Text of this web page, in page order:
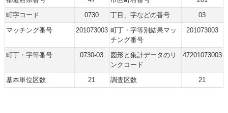
町字コード
0730 丁目、字などの番号
03
マッチング番号
201073003 町丁・字等別結果マッ
チング番号
201073003
町丁・字等番号 0730-03
図形と集計データのリ
ンクコード
47201073003
基本単位区数 21 調査区数 21